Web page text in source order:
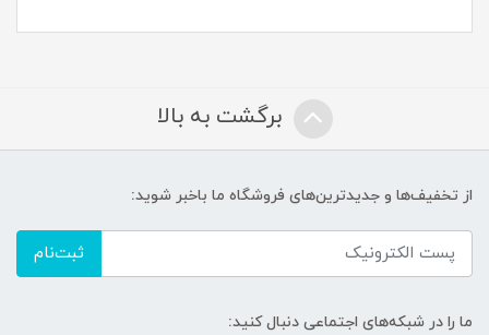
برگشت به بالا
از تخفیف‌ها و جدیدترین‌های فروشگاه ما باخبر شوید:
ثبت‌نام
ما را در شبکه‌های اجتماعی دنبال کنید: